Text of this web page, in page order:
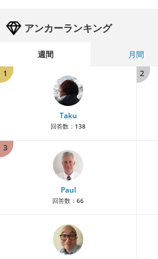
アンカーランキング
週間 月間
1
Taku
回答数： 138
2
3
Paul
回答数： 66